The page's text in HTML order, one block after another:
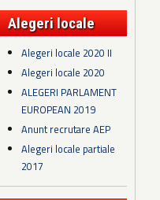
Alegeri locale
Alegeri locale 2020 II
Alegeri locale 2020
ALEGERI PARLAMENT
EUROPEAN 2019
Anunt recrutare AEP
Alegeri locale partiale
2017